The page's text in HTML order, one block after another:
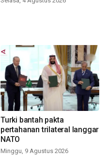
Turki bantah pakta
pertahanan trilateral langgar
NATO
Minggu, 9 Agustus 2026